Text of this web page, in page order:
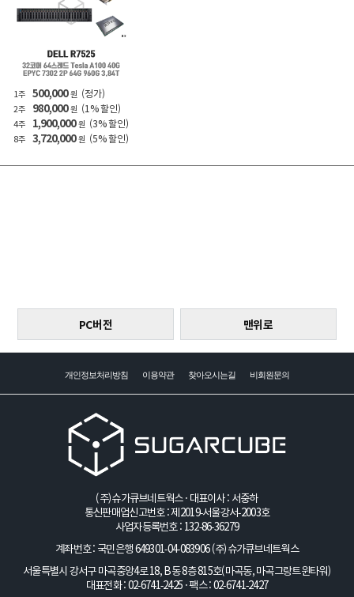
1주 500,000 원 (정가)
2주 980,000 원 (1% 할인)
4주 1,900,000 원 (3% 할인)
8주 3,720,000 원 (5% 할인)
PC버전 맨위로
개인정보처리방침 이용약관 찾아오시는길 비회원문의
(주)슈가큐브네트웍스 · 대표이사 : 서중하
통신판매업신고번호 : 제2019-서울강서-2003호
사업자등록번호 : 132-86-36279
계좌번호 : 국민은행 649301-04-083906 (주)슈가큐브네트웍스
서울특별시 강서구 마곡중앙4로 18, B동 8층 815호(마곡동, 마곡그랑트윈타워)
대표전화 : 02-6741-2425 · 팩스 : 02-6741-2427